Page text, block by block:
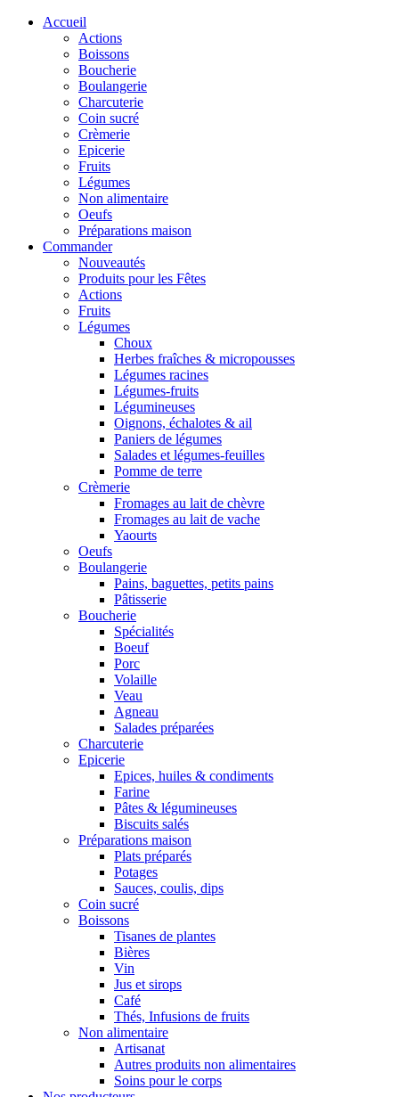
Accueil
Actions
Boissons
Boucherie
Boulangerie
Charcuterie
Coin sucré
Crèmerie
Epicerie
Fruits
Légumes
Non alimentaire
Oeufs
Préparations maison
Commander
Nouveautés
Produits pour les Fêtes
Actions
Fruits
Légumes
Choux
Herbes fraîches & micropousses
Légumes racines
Légumes-fruits
Légumineuses
Oignons, échalotes & ail
Paniers de légumes
Salades et légumes-feuilles
Pomme de terre
Crèmerie
Fromages au lait de chèvre
Fromages au lait de vache
Yaourts
Oeufs
Boulangerie
Pains, baguettes, petits pains
Pâtisserie
Boucherie
Spécialités
Boeuf
Porc
Volaille
Veau
Agneau
Salades préparées
Charcuterie
Epicerie
Epices, huiles & condiments
Farine
Pâtes & légumineuses
Biscuits salés
Préparations maison
Plats préparés
Potages
Sauces, coulis, dips
Coin sucré
Boissons
Tisanes de plantes
Bières
Vin
Jus et sirops
Café
Thés, Infusions de fruits
Non alimentaire
Artisanat
Autres produits non alimentaires
Soins pour le corps